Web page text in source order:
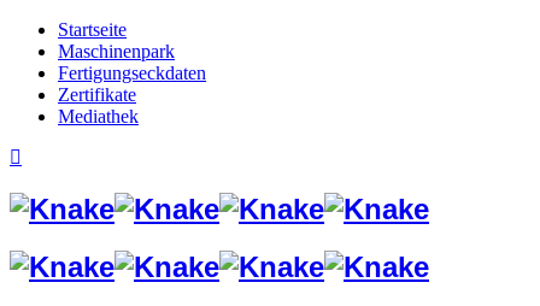
Startseite
Maschinenpark
Fertigungseckdaten
Zertifikate
Mediathek